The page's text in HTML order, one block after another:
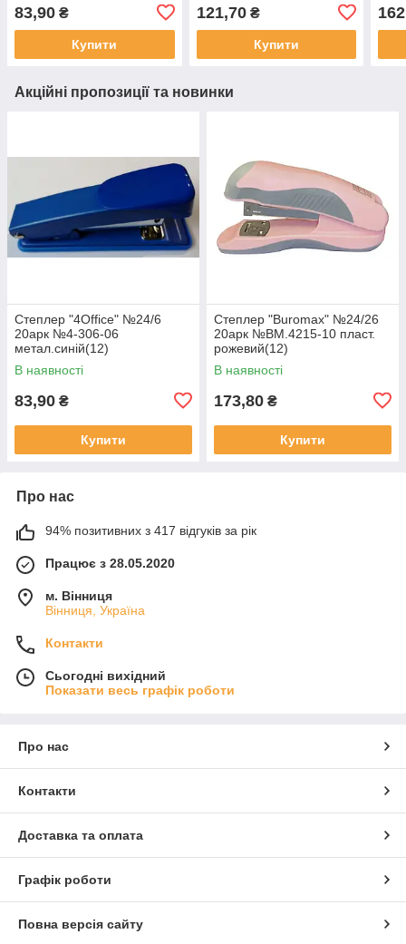
83,90 ₴
Купити
121,70₴
Купити
Акційні пропозиції та новинки
Степлер "4Office" №24/6
20арк №4-306-06
метал.синій(12)
В наявності
83,90 ₴
Купити
Степлер "Buromax" №24/26
20арк №BM.4215-10 пласт.
рожевий(12)
В наявності
173,80 ₴
Купити
Про нас
94% позитивних з 417 відгуків за рік
Працює з 28.05.2020
м. Вінниця
Вінниця, Україна
Контакти
Сьогодні вихідний
Показати весь графік роботи
Про нас
Контакти
Доставка та оплата
Графік роботи
Повна версія сайту